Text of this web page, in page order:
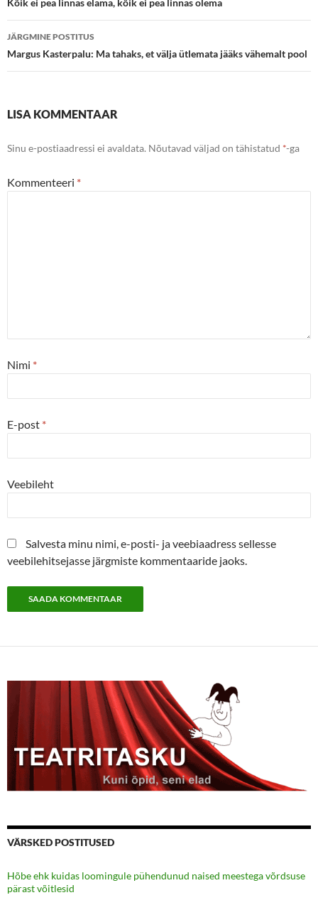
töölaud
Kõik ei pea linnas elama, kõik ei pea linnas olema
JÄRGMINE POSTITUS
Margus Kasterpalu: Ma tahaks, et välja ütlemata jääks vähemalt pool
LISA KOMMENTAAR
Sinu e-postiaadressi ei avaldata. Nõutavad väljad on tähistatud *-ga
Kommenteeri *
Nimi *
E-post *
Veebileht
Salvesta minu nimi, e-posti- ja veebiaadress sellesse
veebilehitsejasse järgmiste kommentaaride jaoks.
VÄRSKED POSTITUSED
Hõbe ehk kuidas loomingule pühendunud naised meestega võrdsuse
pärast võitlesid